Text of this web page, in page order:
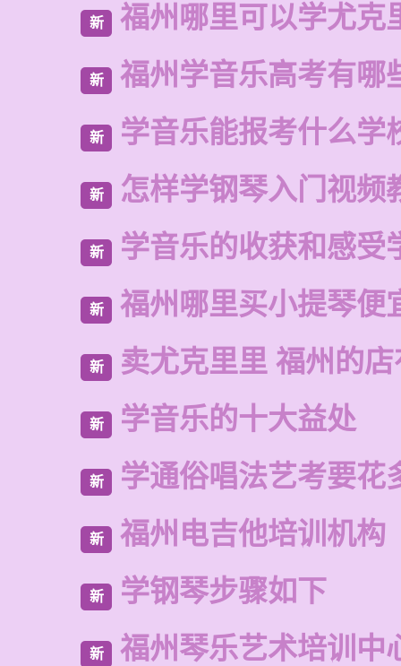
新 福州哪里可以学尤克
新 福州学音乐高考有哪
新 学音乐能报考什么学
新 怎样学钢琴入门视频
新 学音乐的收获和感受
新 福州哪里买小提琴便
新 卖尤克里里 福州的
新 学音乐的十大益处
新 学通俗唱法艺考要花
新 福州电吉他培训机构
新 学钢琴步骤如下
新 福州琴乐艺术培训中